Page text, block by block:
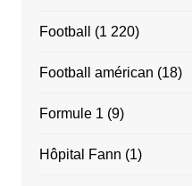
Football (1 220)
Football américan (18)
Formule 1 (9)
Hôpital Fann (1)